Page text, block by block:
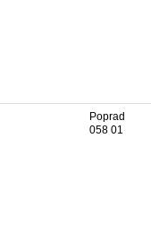
Poprad
058 01